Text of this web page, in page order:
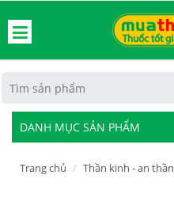
DANH MỤC SẢN PHẨM
Trang chủ Thần kinh - an thần